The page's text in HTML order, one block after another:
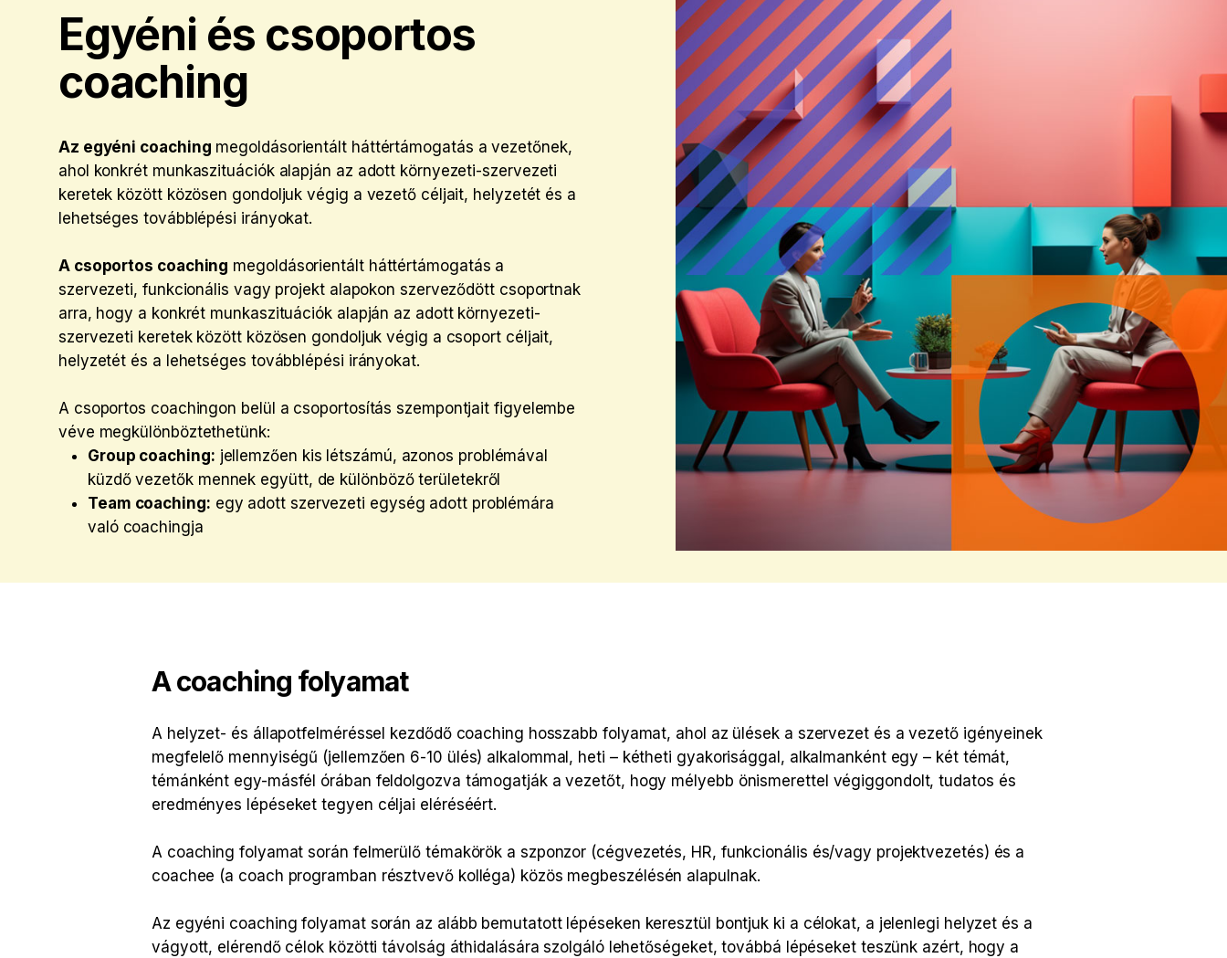
Egyéni és csoportos
coaching
Az egyéni coaching megoldásorientált háttértámogatás a vezetőnek,
ahol konkrét munkaszituációk alapján az adott környezeti-szervezeti
keretek között közösen gondoljuk végig a vezető céljait, helyzetét és a
lehetséges továbblépési irányokat.
A csoportos coaching megoldásorientált háttértámogatás a
szervezeti, funkcionális vagy projekt alapokon szerveződött csoportnak
arra, hogy a konkrét munkaszituációk alapján az adott környezeti-
szervezeti keretek között közösen gondoljuk végig a csoport céljait,
helyzetét és a lehetséges továbblépési irányokat.
A csoportos coachingon belül a csoportosítás szempontjait figyelembe
véve megkülönböztethetünk:
Group coaching: jellemzően kis létszámú, azonos problémával
küzdő vezetők mennek együtt, de különböző területekről
Team coaching: egy adott szervezeti egység adott problémára
való coachingja
A coaching folyamat
A helyzet- és állapotfelméréssel kezdődő coaching hosszabb folyamat, ahol az ülések a szervezet és a vezető igényeinek
megfelelő mennyiségű (jellemzően 6-10 ülés) alkalommal, heti – kétheti gyakorisággal, alkalmanként egy – két témát,
témánként egy-másfél órában feldolgozva támogatják a vezetőt, hogy mélyebb önismerettel végiggondolt, tudatos és
eredményes lépéseket tegyen céljai eléréséért.
A coaching folyamat során felmerülő témakörök a szponzor (cégvezetés, HR, funkcionális és/vagy projektvezetés) és a
coachee (a coach programban résztvevő kolléga) közös megbeszélésén alapulnak.
Az egyéni coaching folyamat során az alább bemutatott lépéseken keresztül bontjuk ki a célokat, a jelenlegi helyzet és a
vágyott, elérendő célok közötti távolság áthidalására szolgáló lehetőségeket, továbbá lépéseket teszünk azért, hogy a